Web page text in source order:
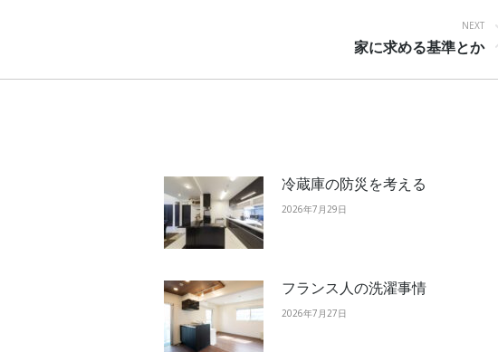
NEXT
家に求める基準とか
冷蔵庫の防災を考える
2026年7月29日
フランス人の洗濯事情
2026年7月27日